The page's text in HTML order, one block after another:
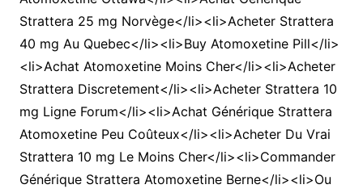
Strattera 25 mg Norvège</li><li>Acheter Strattera
40 mg Au Quebec</li><li>Buy Atomoxetine Pill</li>
<li>Achat Atomoxetine Moins Cher</li><li>Acheter
Strattera Discretement</li><li>Acheter Strattera 10
mg Ligne Forum</li><li>Achat Générique Strattera
Atomoxetine Peu Coûteux</li><li>Acheter Du Vrai
Strattera 10 mg Le Moins Cher</li><li>Commander
Générique Strattera Atomoxetine Berne</li><li>Ou